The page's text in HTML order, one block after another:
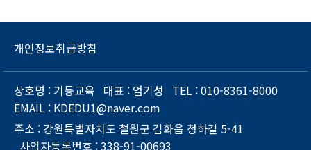
개인정보취급방침
상호명 : 기둥교육 대표 : 엄기성 TEL : 010-8361-8000
EMAIL : KDEDU1@naver.com
주소 : 강원특별자치도 철원군 김화읍 청하길 5-41
사업자등록번호 : 338-91-00693